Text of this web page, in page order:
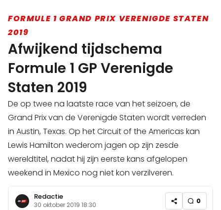
FORMULE 1 GRAND PRIX VERENIGDE STATEN
2019
Afwijkend tijdschema
Formule 1 GP Verenigde
Staten 2019
De op twee na laatste race van het seizoen, de
Grand Prix van de Verenigde Staten wordt verreden
in Austin, Texas. Op het Circuit of the Americas kan
Lewis Hamilton wederom jagen op zijn zesde
wereldtitel, nadat hij zijn eerste kans afgelopen
weekend in Mexico nog niet kon verzilveren.
Redactie
30 oktober 2019 18:30 0